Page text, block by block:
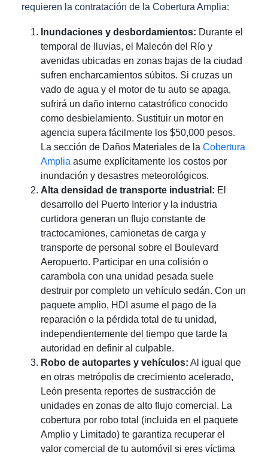
requieren la contratación de la Cobertura Amplia:
Inundaciones y desbordamientos: Durante el
temporal de lluvias, el Malecón del Río y
avenidas ubicadas en zonas bajas de la ciudad
sufren encharcamientos súbitos. Si cruzas un
vado de agua y el motor de tu auto se apaga,
sufrirá un daño interno catastrófico conocido
como desbielamiento. Sustituir un motor en
agencia supera fácilmente los $50,000 pesos.
La sección de Daños Materiales de la Cobertura
Amplia asume explícitamente los costos por
inundación y desastres meteorológicos.
Alta densidad de transporte industrial: El
desarrollo del Puerto Interior y la industria
curtidora generan un flujo constante de
tractocamiones, camionetas de carga y
transporte de personal sobre el Boulevard
Aeropuerto. Participar en una colisión o
carambola con una unidad pesada suele
destruir por completo un vehículo sedán. Con un
paquete amplio, HDI asume el pago de la
reparación o la pérdida total de tu unidad,
independientemente del tiempo que tarde la
autoridad en definir al culpable.
Robo de autopartes y vehículos: Al igual que
en otras metrópolis de crecimiento acelerado,
León presenta reportes de sustracción de
unidades en zonas de alto flujo comercial. La
cobertura por robo total (incluida en el paquete
Amplio y Limitado) te garantiza recuperar el
valor comercial de tu automóvil si eres víctima